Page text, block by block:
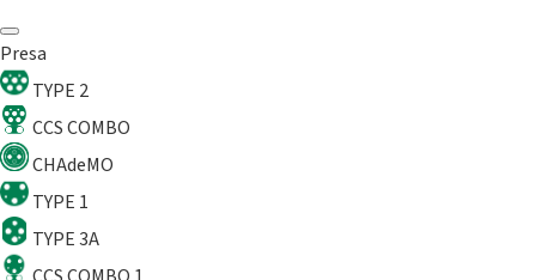
Presa
TYPE 2
CCS COMBO
CHAdeMO
TYPE 1
TYPE 3A